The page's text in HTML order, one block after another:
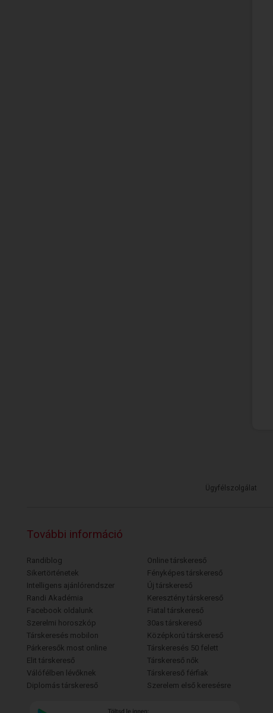
Ügyfélszolgálat
További információ
Randiblog
Sikertörténetek
Intelligens ajánlórendszer
Randi Akadémia
Facebook oldalunk
Szerelmi horoszkóp
Társkeresés mobilon
Párkeresők most online
Elit társkereső
Válófélben lévőknek
Diplomás társkereső
Online társkereső
Fényképes társkereső
Új társkereső
Keresztény társkereső
Fiatal társkereső
30as társkereső
Középkorú társkereső
Társkeresés 50 felett
Társkereső nők
Társkereső férfiak
Szerelem első keresésre